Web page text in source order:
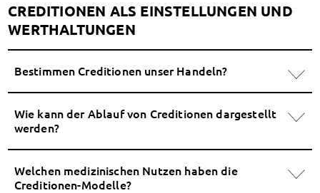
CREDITIONEN ALS EINSTELLUNGEN UND
WERTHALTUNGEN
Bestimmen Creditionen unser Handeln?
Wie kann der Ablauf von Creditionen dargestellt
werden?
Welchen medizinischen Nutzen haben die
Creditionen-Modelle?